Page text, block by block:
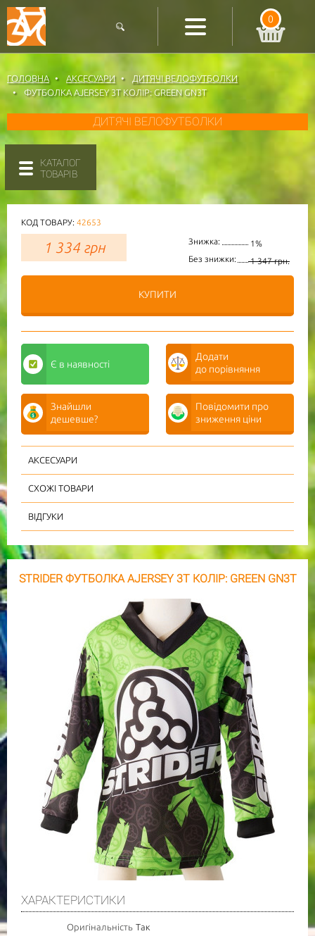
0
ГОЛОВНА АКСЕСУАРИ
ДИТЯЧІ ВЕЛОФУТБОЛКИ
ФУТБОЛКА AJERSEY 3T КОЛІР: GREEN GN3T
ДИТЯЧІ ВЕЛОФУТБОЛКИ
КАТАЛОГ
ТОВАРІВ
КОД ТОВАРУ: 42653
1 334 грн Знижка:
1%
Без знижки:
1 347 грн.
Є в наявності
Додати
до порівняння
Знайшли
дешевше?
Повідомити про
зниження ціни
АКСЕСУАРИ
СХОЖІ ТОВАРИ
ВІДГУКИ
STRIDER ФУТБОЛКА AJERSEY 3T КОЛІР: GREEN GN3T
ХАРАКТЕРИСТИКИ
Оригінальність Так